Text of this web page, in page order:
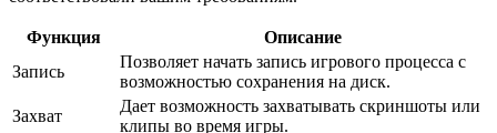
Функция
Описание
Запись
Позволяет начать запись игрового процесса с
возможностью сохранения на диск.
Захват
Дает возможность захватывать скриншоты или
клипы во время игры.